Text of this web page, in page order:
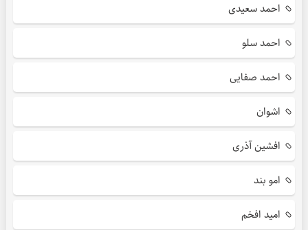
احمد سعیدی
احمد سلو
احمد صفایی
اشوان
افشین آذری
امو بند
امید افخم